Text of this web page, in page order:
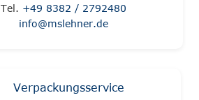
Tel. +49 8382 / 2792480
info@mslehner.de
Verpackungsservice